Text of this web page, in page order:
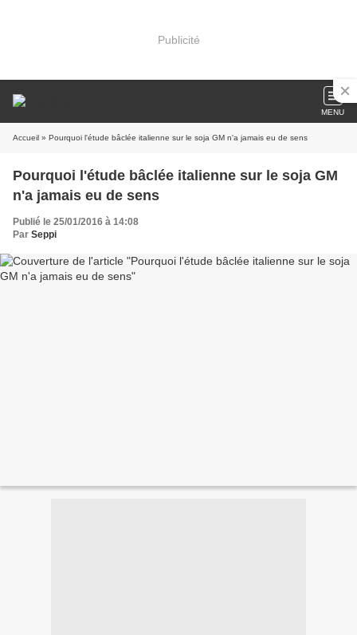
Publicité
MENU
Accueil » Pourquoi l'étude bâclée italienne sur le soja GM n'a jamais eu de sens
Pourquoi l'étude bâclée italienne sur le soja GM
n'a jamais eu de sens
Publié le 25/01/2016 à 14:08
Par Seppi